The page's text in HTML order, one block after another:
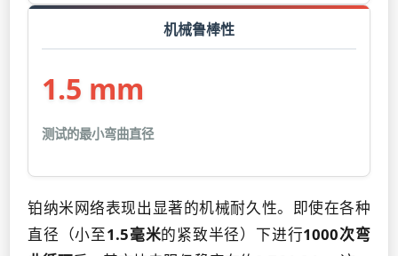
机械鲁棒性
1.5 mm
测试的最小弯曲直径
铂纳米网络表现出显著的机械耐久性。即使在各种
直径（小至1.5毫米的紧致半径）下进行1000次弯